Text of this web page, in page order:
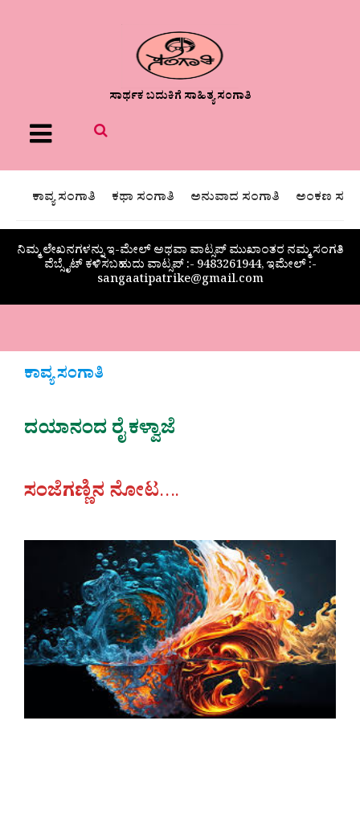
ಸಾರ್ಥಕ ಬದುಕಿಗೆ ಸಾಹಿತ್ಯ ಸಂಗಾತಿ
Menu
ಕಾವ್ಯ ಸಂಗಾತಿ ಕಥಾ ಸಂಗಾತಿ ಅನುವಾದ ಸಂಗಾತಿ ಅಂಕಣ
ನಿಮ್ಮ ಲೇಖನಗಳನ್ನು ಇ-ಮೇಲ್ ಅಥವಾ ವಾಟ್ಸಪ್ ಮುಖಾಂತರ ನಮ್ಮ ಸಂಗತಿ
ವೆಬ್ಸೈಟ್ ಕಳಿಸಬಹುದು ವಾಟ್ಸಪ್‌ :- 9483261944, ಇಮೇಲ್ :-
sangaatipatrike@gmail.com
ಕಾವ್ಯ ಸಂಗಾತಿ
ದಯಾನಂದ ರೈ ಕಳ್ವಾಜೆ
ಸಂಜೆಗಣ್ಣಿನ ನೋಟ….